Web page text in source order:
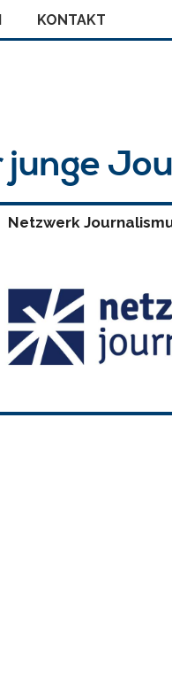
KONTAKT
junge
Netzwerk